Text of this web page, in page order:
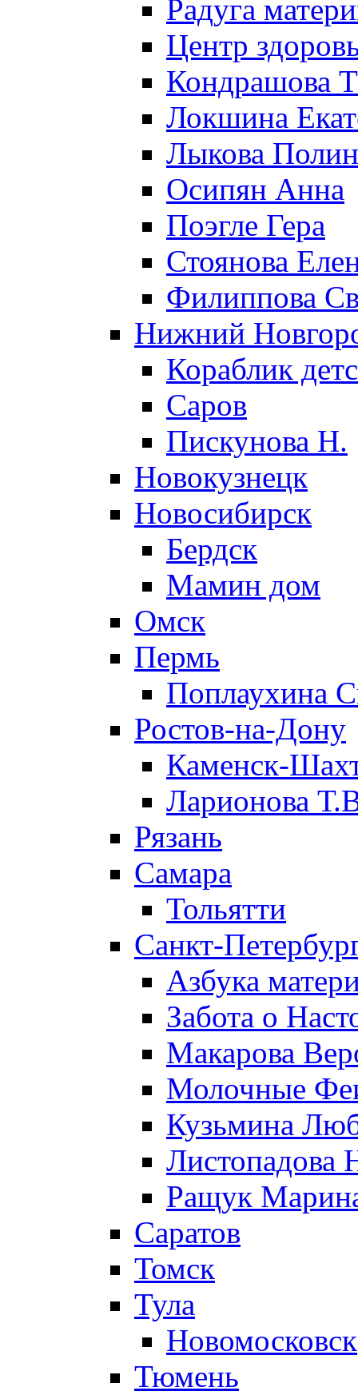
Радуга
Центр
Кондрашова
Локшина
Лыкова
Осипян Анна
Поэгле Гера
Стоянова
Филиппова
Нижний
Кораблик
Саров
Пискунова Н.
Новокузнецк
Новосибирск
Бердск
Мамин дом
Омск
Пермь
Поплаухина
Ростов-на-Дону
Каменск-
Ларионова
Рязань
Самара
Тольятти
Санкт-
Азбука
Забота о
Макарова
Молочные
Кузьмина
Листопадова
Ращук
Саратов
Томск
Тула
Новомосковск
Тюмень